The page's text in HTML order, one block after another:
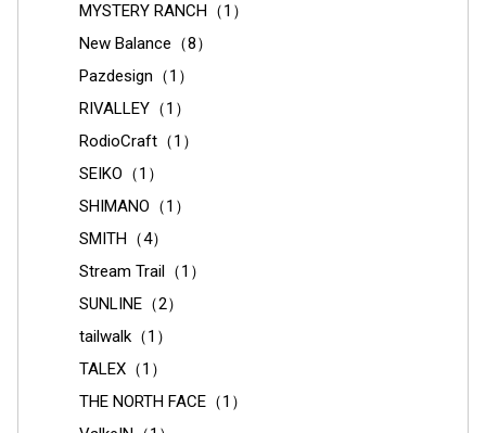
MYSTERY RANCH（1）
New Balance（8）
Pazdesign（1）
RIVALLEY（1）
RodioCraft（1）
SEIKO（1）
SHIMANO（1）
SMITH（4）
Stream Trail（1）
SUNLINE（2）
tailwalk（1）
TALEX（1）
THE NORTH FACE（1）